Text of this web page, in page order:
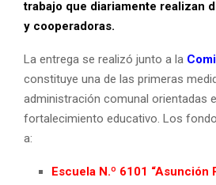
trabajo que diariamente realizan
y cooperadoras.
La entrega se realizó junto a la
constituye una de las primeras
administración comunal orientadas
fortalecimiento educativo. Los
a:
Escuela N.º 6101 “Asunción